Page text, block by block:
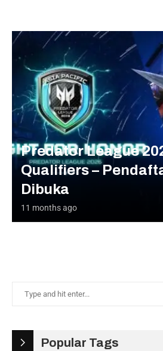
Predator League
Qualifiers –
Dibuka
11 months ago
Popular Tags